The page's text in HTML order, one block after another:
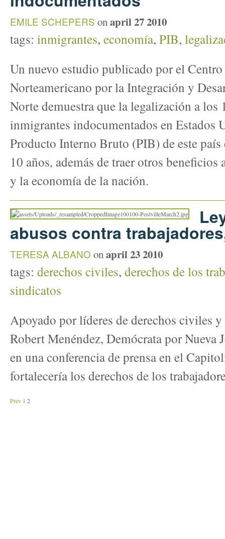
EMILE SCHEPERS onapril 27 2010
tags: inmigrantes, economía, PIB,
Un nuevo estudio publicado por el
Norteamericano por la Integración y
Norte demuestra que la legalización a los
inmigrantes indocumentados en Estados
Producto Interno Bruto (PIB) de este
10 años, además de traer otros
y la economía de la nación.
abusos contra
TERESA ALBANO onapril 23 2010
tags: derechos civiles, derechos de los
sindicatos
Apoyado por líderes de derechos civiles
Robert Menéndez, Demócrata por Nueva
en una conferencia de prensa en el
fortalecería los derechos de los
Prev 1 2